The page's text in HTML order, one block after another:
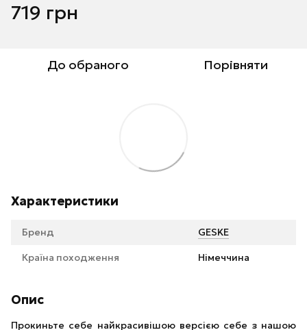
719 грн
До обраного Порівняти
Характеристики
Бренд GESKE
Країна походження Німеччина
Опис
Прокиньте себе найкрасивішою версією себе з нашою